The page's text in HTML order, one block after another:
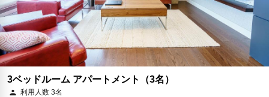
3ベッドルーム アパートメント（3名）
利用人数 3名